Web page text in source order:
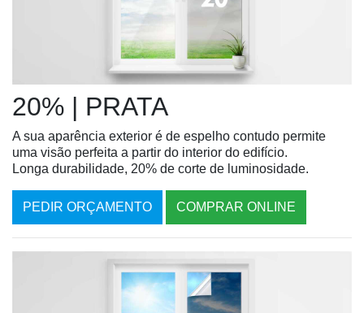
20% | PRATA
A sua aparência exterior é de espelho contudo permite
uma visão perfeita a partir do interior do edifício.
Longa durabilidade, 20% de corte de luminosidade.
PEDIR ORÇAMENTO COMPRAR ONLINE